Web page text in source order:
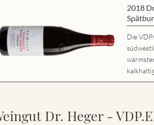
2018
Die
Dr. Heger -